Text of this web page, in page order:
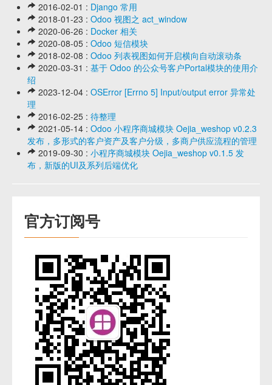
2016-02-01 : Django 常用
2018-01-23 : Odoo 视图之 act_window
2020-06-26 : Docker 相关
2020-08-05 : Odoo 短信模块
2018-02-08 : Odoo 列表视图如何开启横向自动滚动条
2020-03-31 : 基于 Odoo 的公众号客户Portal模块的使用介
绍
2023-12-04 : OSError [Errno 5] Input/output error 异常处
理
2016-02-25 : 待整理
2021-05-14 : Odoo 小程序商城模块 Oejia_weshop v0.2.3
发布，多形式的客户资产及客户分级，多商户供应流程的管理
2019-09-30 : 小程序商城模块 Oejia_weshop v0.1.5 发
布，新版的UI及系列后端优化
官方订阅号